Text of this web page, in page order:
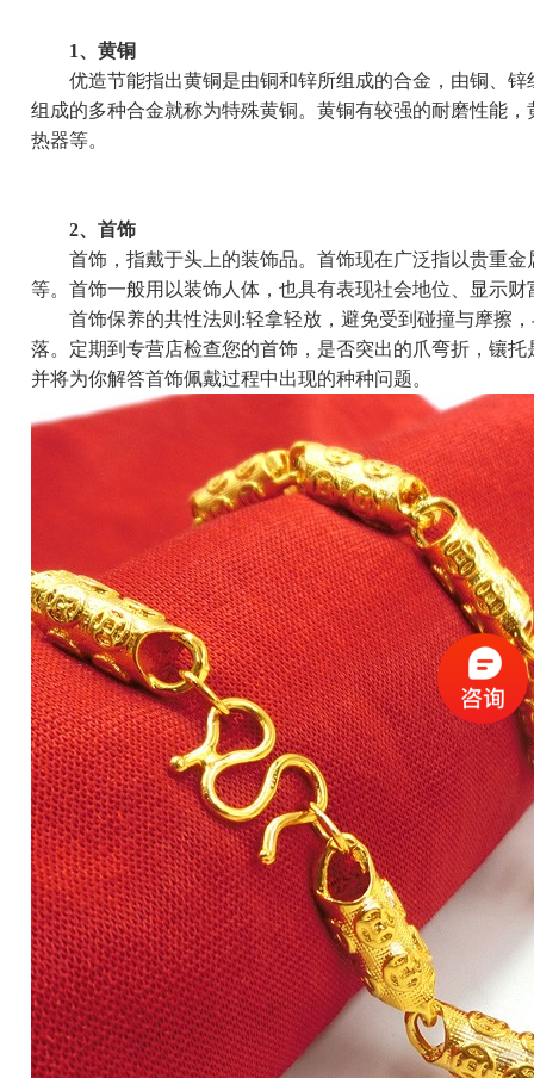
1、黄铜
优造节能指出黄铜是由铜和锌所组成的合金，由铜、
组成的多种合金就称为特殊黄铜。黄铜有较强的耐磨性能
热器等。
2、首饰
首饰，指戴于头上的装饰品。首饰现在广泛指以贵重金
等。首饰一般用以装饰人体，也具有表现社会地位、显示财
首饰保养的共性法则:轻拿轻放，避免受到碰撞与摩擦，
落。定期到专营店检查您的首饰，是否突出的爪弯折，镶
并将为你解答首饰佩戴过程中出现的种种问题。